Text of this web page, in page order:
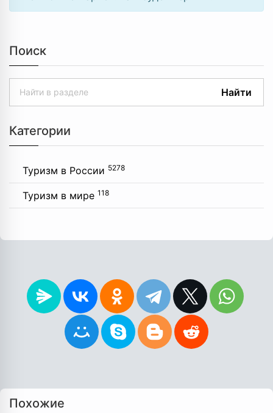
Поиск
Найти
Категории
Туризм в России 5278
Туризм в мире 118
Похожие